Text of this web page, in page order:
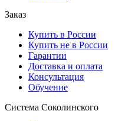
Заказ
Купить в России
Купить не в России
Гарантии
Доставка и оплата
Консультация
Обучение
Система Соколинского